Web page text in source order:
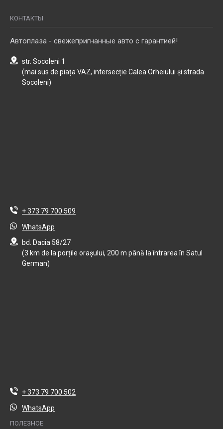
КОНТАКТЫ
Автоплаза - свежепригнанные авто с гарантией!
str. Socoleni 1
(mai sus de piața VAZ, intersecție Calea Orheiului și strada
Socoleni)
+ 373 79 700 509
WhatsApp
bd. Dacia 58/27
(3 km de la porțile orașului, 200 m până la întrarea în Satul
German)
+ 373 79 700 502
WhatsApp
ПОЛЕЗНОЕ